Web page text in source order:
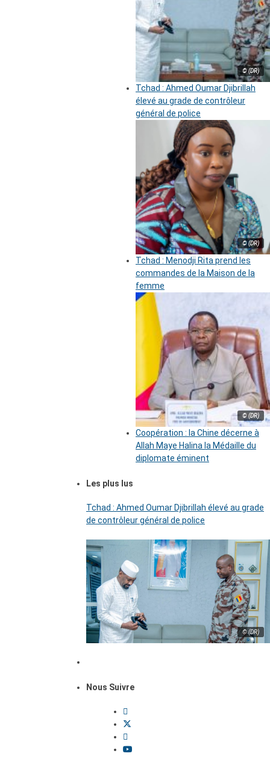
© (DR)
Tchad : Ahmed Oumar Djibrillah
élevé au grade de contrôleur
général de police
© (DR)
Tchad : Menodji Rita prend les
commandes de la Maison de la
femme
© (DR)
Coopération : la Chine décerne à
Allah Maye Halina la Médaille du
diplomate éminent
Les plus lus
Tchad : Ahmed Oumar Djibrillah élevé au grade
de contrôleur général de police
© (DR)
Nous Suivre